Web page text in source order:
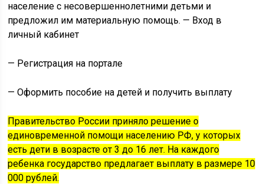
население с несовершеннолетними детьми и
предложил им материальную помощь. — Вход в
личный кабинет
— Регистрация на портале
— Оформить пособие на детей и получить выплату
Правительство России приняло решение о
единовременной помощи населению РФ, у которых
есть дети в возрасте от 3 до 16 лет. На каждого
ребенка государство предлагает выплату в размере 10
000 рублей.